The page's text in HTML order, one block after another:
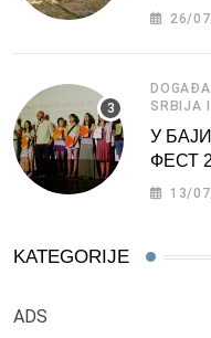
26/
SRBIJA I
У
ФЕСТ
13/
KATEGORIJE
ADS